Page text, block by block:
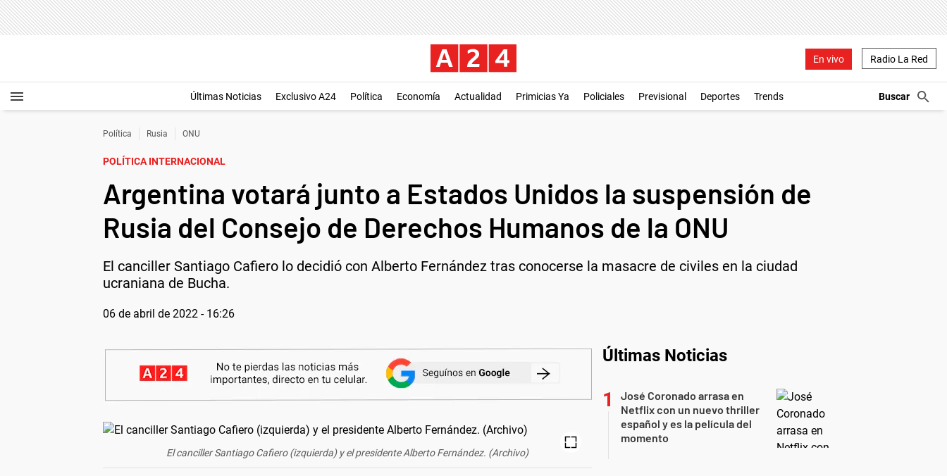
En vivo Radio La Red
Últimas Noticias Exclusivo A24 Política Economía Actualidad Primicias Ya Policiales Previsional Deportes Trends
Política Rusia ONU
POLÍTICA INTERNACIONAL
Argentina votará junto a Estados Unidos la suspensión de
Rusia del Consejo de Derechos Humanos de la ONU
El canciller Santiago Cafiero lo decidió con Alberto Fernández tras conocerse la masacre de civiles en la ciudad
ucraniana de Bucha.
06 de abril de 2022 - 16:26
El canciller Santiago Cafiero (izquierda) y el presidente Alberto Fernández. (Archivo)
Últimas Noticias
José Coronado arrasa en
Netflix con un nuevo thriller
español y es la película del
momento